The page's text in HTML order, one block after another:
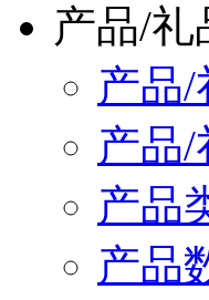
产品/礼
产品/
产品/
产品
产品